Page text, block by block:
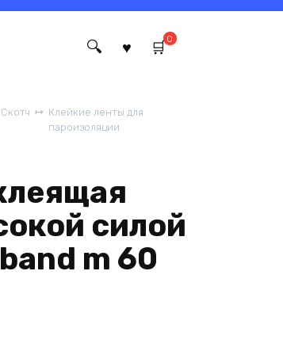
0
Скотч
Клейкие ленты для
пароизоляции
силой
m 60